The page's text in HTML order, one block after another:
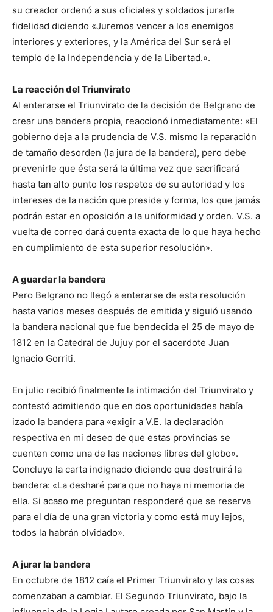
su creador ordenó a sus oficiales y soldados jurarle
fidelidad diciendo «Juremos vencer a los enemigos
interiores y exteriores, y la América del Sur será el
templo de la Independencia y de la Libertad.».
La reacción del Triunvirato
Al enterarse el Triunvirato de la decisión de Belgrano de
crear una bandera propia, reaccionó inmediatamente: «El
gobierno deja a la prudencia de V.S. mismo la reparación
de tamaño desorden (la jura de la bandera), pero debe
prevenirle que ésta será la última vez que sacrificará
hasta tan alto punto los respetos de su autoridad y los
intereses de la nación que preside y forma, los que jamás
podrán estar en oposición a la uniformidad y orden. V.S. a
vuelta de correo dará cuenta exacta de lo que haya hecho
en cumplimiento de esta superior resolución».
A guardar la bandera
Pero Belgrano no llegó a enterarse de esta resolución
hasta varios meses después de emitida y siguió usando
la bandera nacional que fue bendecida el 25 de mayo de
1812 en la Catedral de Jujuy por el sacerdote Juan
Ignacio Gorriti.
En julio recibió finalmente la intimación del Triunvirato y
contestó admitiendo que en dos oportunidades había
izado la bandera para «exigir a V.E. la declaración
respectiva en mi deseo de que estas provincias se
cuenten como una de las naciones libres del globo».
Concluye la carta indignado diciendo que destruirá la
bandera: «La desharé para que no haya ni memoria de
ella. Si acaso me preguntan responderé que se reserva
para el día de una gran victoria y como está muy lejos,
todos la habrán olvidado».
A jurar la bandera
En octubre de 1812 caía el Primer Triunvirato y las cosas
comenzaban a cambiar. El Segundo Triunvirato, bajo la